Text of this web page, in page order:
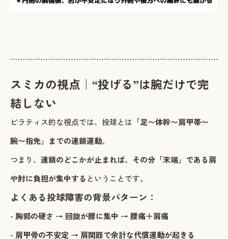
スミカの視点｜“投げる”は腕だけで完
結しない
ピラティス的な視点では、投球とは 「足〜体幹〜肩甲帯〜
腕〜指先」までの連鎖運動。
つまり、 連鎖のどこかが止まれば、その分「末端」である肩
や肘に負担が集中する ということです。
よくある投球障害の背景パターン：
- 胸郭の硬さ → 回旋が腰に集中 → 腰痛＋肩痛
- 肩甲骨の不安定 → 肩関節で余計な代償運動が起きる